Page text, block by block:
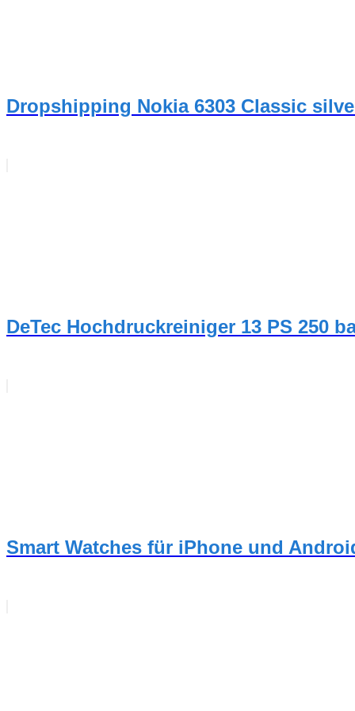
Dropshipping Nokia 6303 Classic
DeTec Hochdruckreiniger 13 PS 250
Smart Watches für iPhone und